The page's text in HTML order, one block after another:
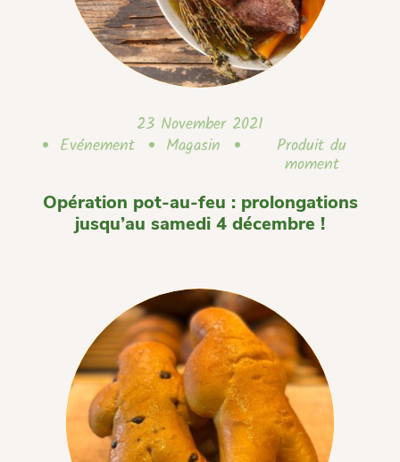
23 November 2021
Evénement
Magasin Produit du
moment
Opération pot-au-feu : prolongations
jusqu’au samedi 4 décembre !